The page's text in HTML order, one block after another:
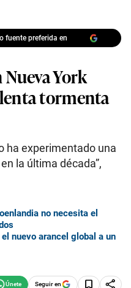
fuente preferida en
York
tormenta
ha experimentado una
la última década”,
no necesita el
nuevo arancel global a un
Seguir en